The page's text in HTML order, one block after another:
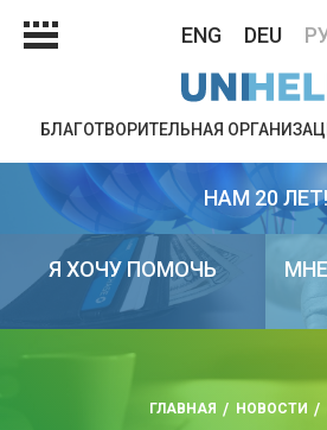
ENG DEU
БЛАГОТВОРИТЕЛЬНАЯ
НАМ 20 ЛЕТ!
Я ХОЧУ ПОМОЧЬ
ГЛАВНАЯ НОВОСТИ